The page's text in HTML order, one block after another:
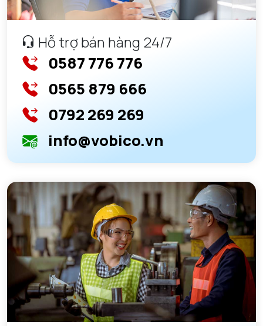
Hỗ trợ bán hàng 24/7
0587 776 776
0565 879 666
0792 269 269
info@vobico.vn